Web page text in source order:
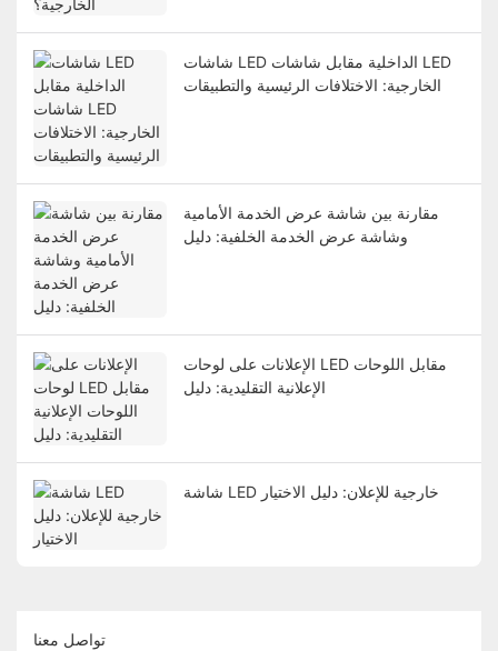
شاشات LED الداخلية مقابل شاشات LED
الخارجية: الاختلافات الرئيسية والتطبيقات
مقارنة بين شاشة عرض الخدمة الأمامية
وشاشة عرض الخدمة الخلفية: دليل
الإعلانات على لوحات LED مقابل اللوحات
الإعلانية التقليدية: دليل
شاشة LED خارجية للإعلان: دليل الاختيار
تواصل معنا